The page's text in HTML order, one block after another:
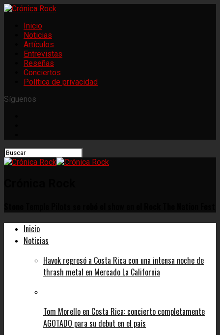
Inicio
Noticias
Artículos
Entrevistas
Reseñas
Conciertos
Política de privacidad
Síguenos
Inicio
Noticias
Havok regresó a Costa Rica con una intensa noche de
thrash metal en Mercado La California
Tom Morello en Costa Rica: concierto completamente
AGOTADO para su debut en el país